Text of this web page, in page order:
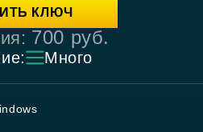
КЛЮЧ
700 руб.
Много